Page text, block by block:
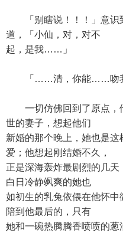
「别瞎说！！！」意识
道，「小仙，对，对不
起，是我……」
「……清，你能……吻我
一切仿佛回到了原点，
世的妻子，想起他们
新婚的那个晚上，她也是
爱；他想起刚结婚不久，
正是深海轰炸最剧烈的几天
白日冷静飒爽的她也
如初生的乳兔依偎在他怀中
陪到他最后的，只有
她和一碗热腾腾香喷喷的